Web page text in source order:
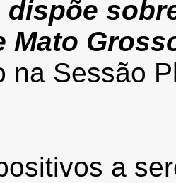
dispõe
Mato
na Sessão
a